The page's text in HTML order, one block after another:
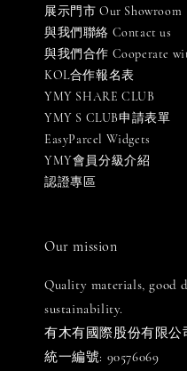
展示門市 Our Showroom
與我們聯絡 Contact us
與我們合作 Cooperate
KOL合作報名表
YMY SHARE CLUB
YMY S CLUB申請表單
EasyParcel Widgets
YMY會員分級介紹
認證專區
Our mission
Quality materials, good
sustainability.
有木有國際股份有限公
統一編號: 90576069